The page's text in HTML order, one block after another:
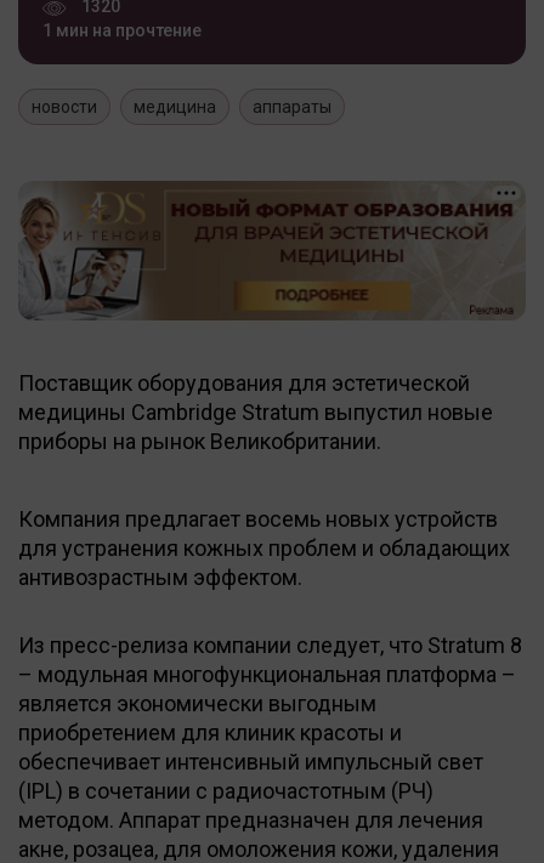
1320
1 мин на прочтение
новости медицина аппараты
Поставщик оборудования для эстетической
медицины Cambridge Stratum выпустил новые
приборы на рынок Великобритании.
Компания предлагает восемь новых устройств
для устранения кожных проблем и обладающих
антивозрастным эффектом.
Из пресс-релиза компании следует, что Stratum 8
– модульная многофункциональная платформа –
является экономически выгодным
приобретением для клиник красоты и
обеспечивает интенсивный импульсный свет
(IPL) в сочетании с радиочастотным (РЧ)
методом. Аппарат предназначен для лечения
акне, розацеа, для омоложения кожи, удаления